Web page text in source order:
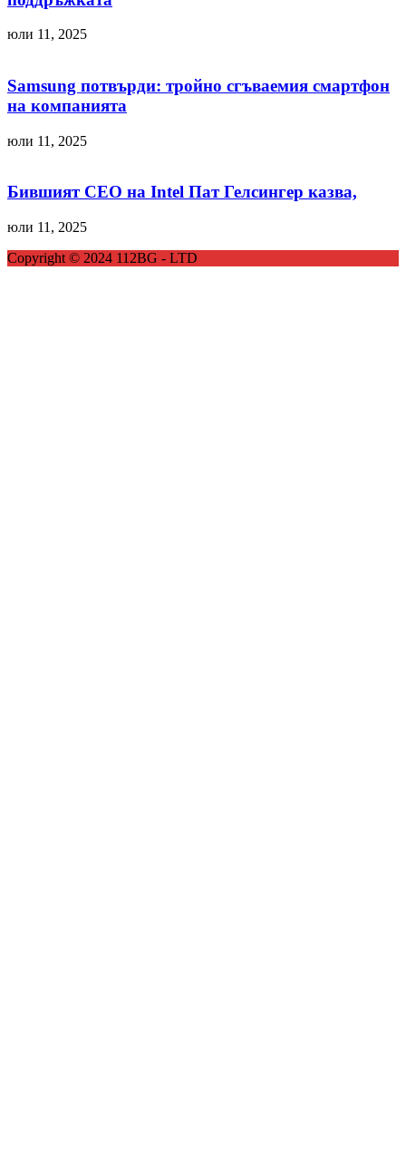
юли 11, 2025
Samsung потвърди: тройно сгъваемия смартфон
на компанията
юли 11, 2025
Бившият CEO на Intel Пат Гелсингер казва,
юли 11, 2025
Copyright © 2024 112BG - LTD